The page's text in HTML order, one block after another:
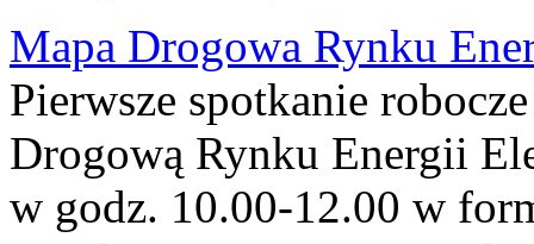
Mapa Drogowa Rynku
Pierwsze spotkanie
Drogową Rynku Energii
w godz. 10.00-12.00 w